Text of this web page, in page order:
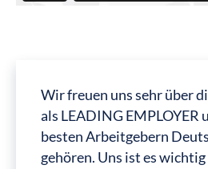
Wir freuen uns sehr über
als LEADING EMPLOYER
besten Arbeitgebern
gehören. Uns ist es